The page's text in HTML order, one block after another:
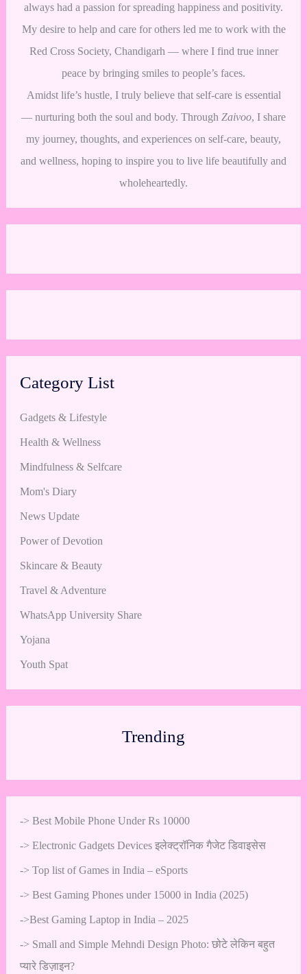
always had a passion for spreading happiness and positivity.
My desire to help and care for others led me to work with the
Red Cross Society, Chandigarh — where I find true inner
peace by bringing smiles to people’s faces.
Amidst life’s hustle, I truly believe that self-care is essential
— nurturing both the soul and body. Through Zaivoo, I share
my journey, thoughts, and experiences on self-care, beauty,
and wellness, hoping to inspire you to live life beautifully and
wholeheartedly.
Category List
Gadgets & Lifestyle
Health & Wellness
Mindfulness & Selfcare
Mom's Diary
News Update
Power of Devotion
Skincare & Beauty
Travel & Adventure
WhatsApp University Share
Yojana
Youth Spat
Trending
-> Best Mobile Phone Under Rs 10000
-> Electronic Gadgets Devices इलेक्ट्रॉनिक गैजेट डिवाइसेस
-> Top list of Games in India – eSports
-> Best Gaming Phones under 15000 in India (2025)
->Best Gaming Laptop in India – 2025
-> Small and Simple Mehndi Design Photo: छोटे लेकिन बहुत
प्यारे डिज़ाइन?